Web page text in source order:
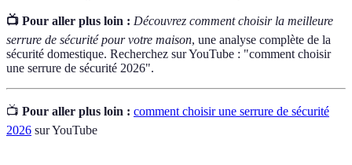
📺 Pour aller plus loin : Découvrez comment choisir la meilleure
serrure de sécurité pour votre maison, une analyse complète de la
sécurité domestique. Recherchez sur YouTube : "comment choisir
une serrure de sécurité 2026".
📺 Pour aller plus loin : comment choisir une serrure de sécurité
2026 sur YouTube